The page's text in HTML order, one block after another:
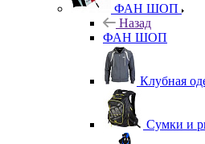
ФАН ШОП
Назад
ФАН ШОП
Клубная
Сумки и